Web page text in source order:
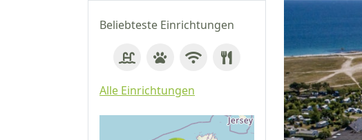
Beliebteste Einrichtungen
Alle Einrichtungen